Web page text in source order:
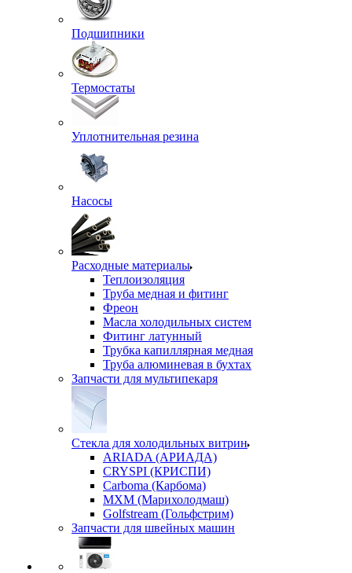
Подшипники
Термостаты
Уплотнительная резина
Насосы
Расходные материалы
Теплоизоляция
Труба медная и фитинг
Фреон
Масла холодильных систем
Фитинг латунный
Трубка капиллярная медная
Труба алюминевая в бухтах
Запчасти для мультипекаря
Стекла для холодильных витрин
ARIADA (АРИАДА)
CRYSPI (КРИСПИ)
Carboma (Карбома)
MXM (Марихолодмаш)
Golfstream (Гольфстрим)
Запчасти для швейных машин